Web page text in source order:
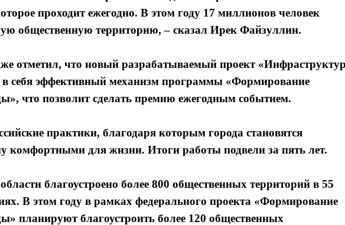
проходит ежегодно. В этом году 17 миллионов человек
общественную территорию, – сказал Ирек Файзуллин.
отметил, что новый разрабатываемый проект
в себя эффективный механизм программы «Формирование
что позволит сделать премию ежегодным событием.
практики, благодаря которым города становятся
комфортными для жизни. Итоги работы подвели за пять лет.
благоустроено более 800 общественных территорий в 55
В этом году в рамках федерального проекта «Формирование
планируют благоустроить более 120 общественных